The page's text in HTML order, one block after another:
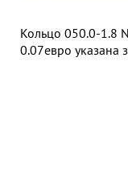
Кольцо 050.0-1.8
0.07евро указана